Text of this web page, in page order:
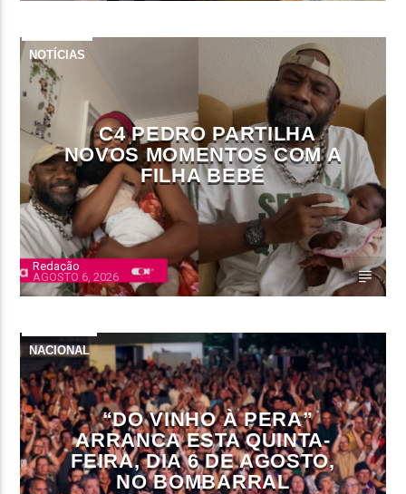
NOTÍCIAS
C4 PEDRO PARTILHA
NOVOS MOMENTOS COM A
FILHA BEBÉ
Redação
AGOSTO 6, 2026
NACIONAL
“DO VINHO À PERA”
ARRANCA ESTA QUINTA-
FEIRA, DIA 6 DE AGOSTO,
NO BOMBARRAL